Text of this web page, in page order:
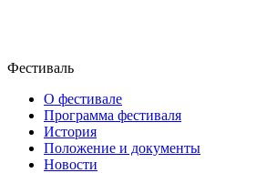
Фестиваль
О фестивале
Программа фестиваля
История
Положение и документы
Новости